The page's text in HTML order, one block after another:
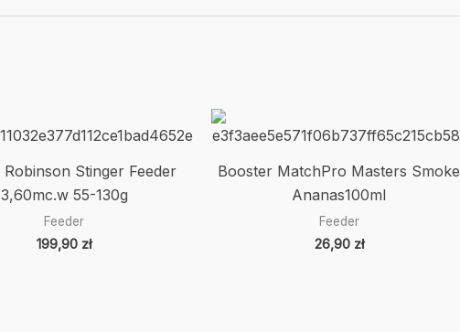
Robinson Stinger Feeder
3,60mc.w 55-130g
Feeder
199,90 zł
Booster MatchPro Masters Smoke
Ananas100ml
Feeder
26,90 zł